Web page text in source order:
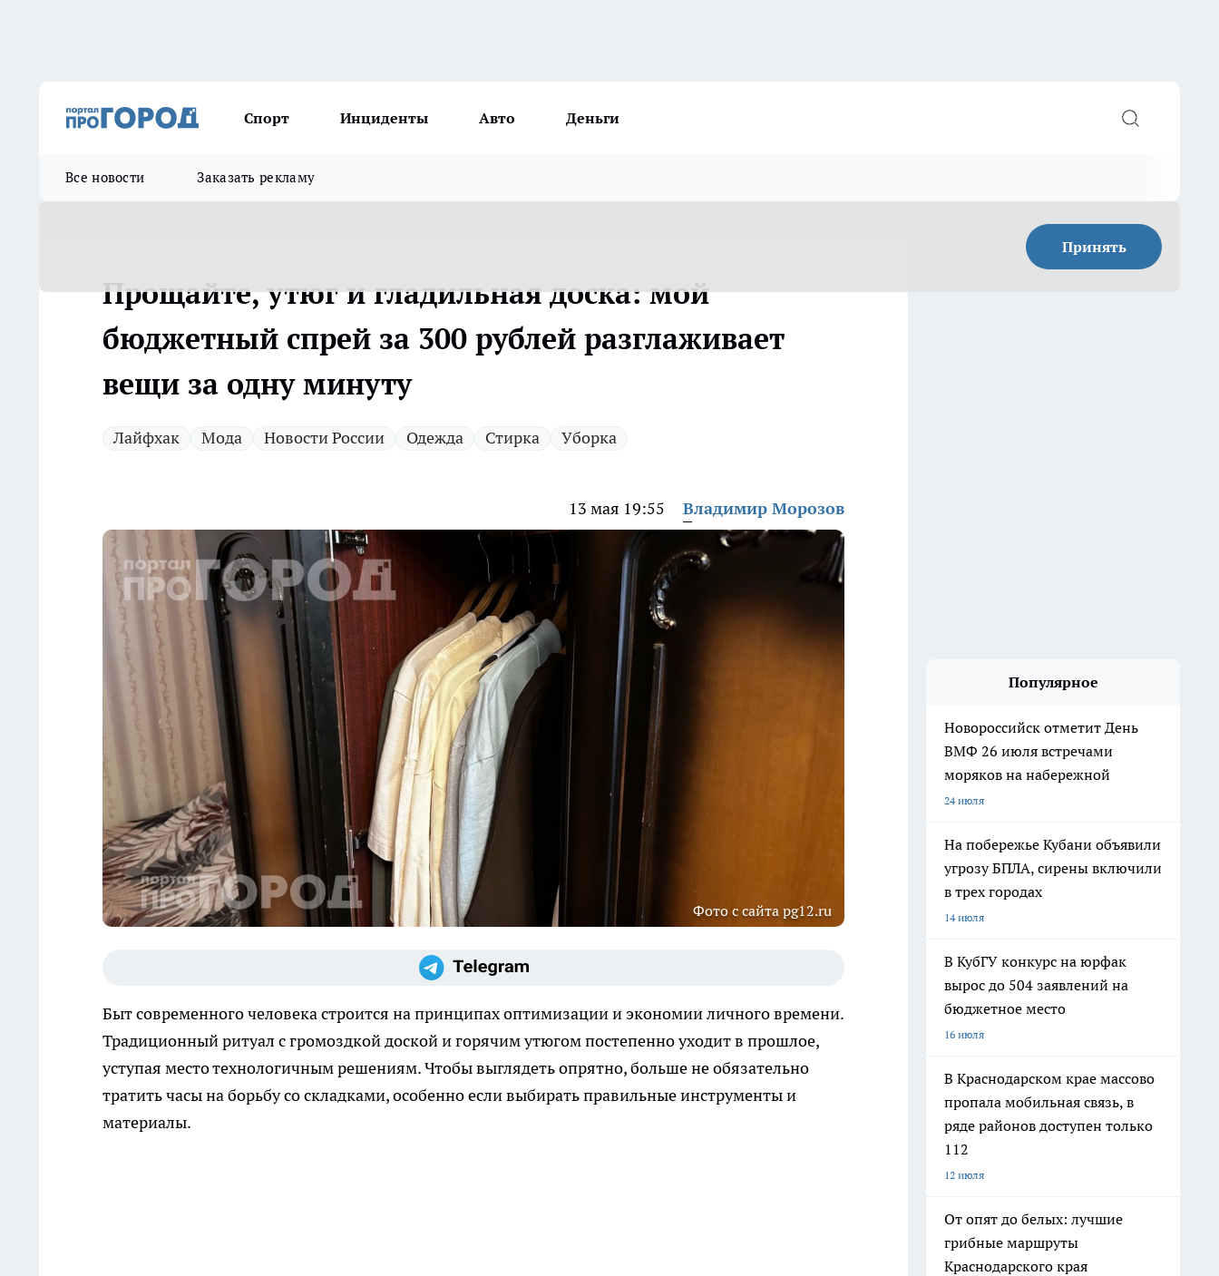
Спорт Инциденты Авто Деньги
Все новости Заказать рекламу
Принять
Прощайте, утюг и гладильная доска: мой
бюджетный спрей за 300 рублей разглаживает
вещи за одну минуту
Лайфхак Мода Новости России Одежда Стирка Уборка
13 мая 19:55 Владимир Морозов
Фото с сайта pg12.ru
Быт современного человека строится на принципах оптимизации и экономии личного времени.
Традиционный ритуал с громоздкой доской и горячим утюгом постепенно уходит в прошлое,
уступая место технологичным решениям. Чтобы выглядеть опрятно, больше не обязательно
тратить часы на борьбу со складками, особенно если выбирать правильные инструменты и
материалы.
Популярное
Новороссийск отметит День
ВМФ 26 июля встречами
моряков на набережной
24 июля
На побережье Кубани объявили
угрозу БПЛА, сирены включили
в трех городах
14 июля
В КубГУ конкурс на юрфак
вырос до 504 заявлений на
бюджетное место
16 июля
В Краснодарском крае массово
пропала мобильная связь, в
ряде районов доступен только
112
12 июля
От опят до белых: лучшие
грибные маршруты
Краснодарского края